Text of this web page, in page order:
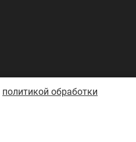
политикой обработки